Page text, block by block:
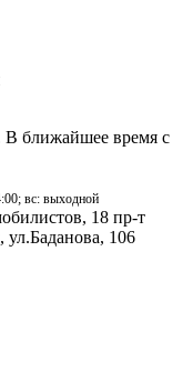
В ближайшее время с
вс: выходной
18 пр-т
ул.Баданова, 106